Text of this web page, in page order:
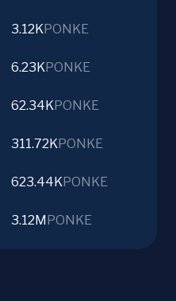
3.12KPONKE
6.23KPONKE
62.34KPONKE
311.72KPONKE
623.44KPONKE
3.12M PONKE